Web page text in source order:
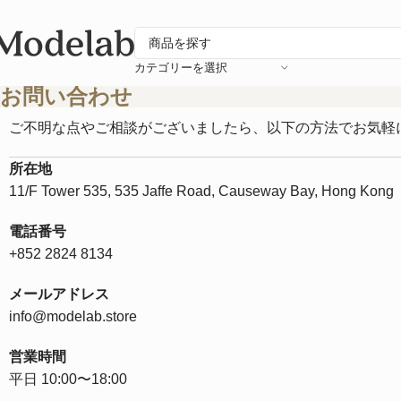
カテゴリーを選択
お問い合わせ
ご不明な点やご相談がございましたら、以下の方法でお気軽
所在地
11/F Tower 535, 535 Jaffe Road, Causeway Bay, Hong Kong
電話番号
+852 2824 8134
メールアドレス
info@modelab.store
営業時間
平日 10:00〜18:00